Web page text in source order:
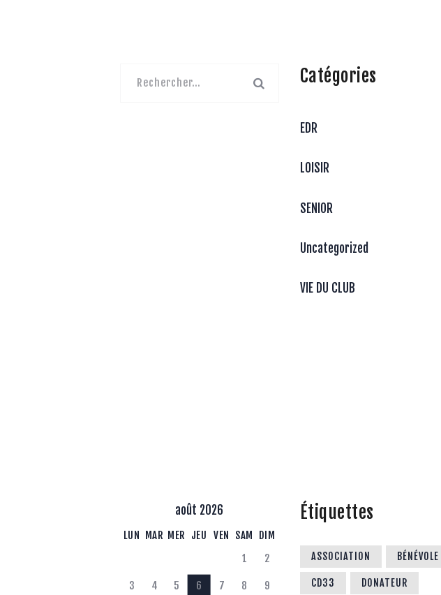
Catégories
EDR
LOISIR
SENIOR
Uncategorized
VIE DU CLUB
août 2026
LUN MAR MER JEU VEN SAM
DIM
1
2
3 4 5 6 7 8 9
Étiquettes
ASSOCIATION BÉNÉVOLE
CD33 DONATEUR